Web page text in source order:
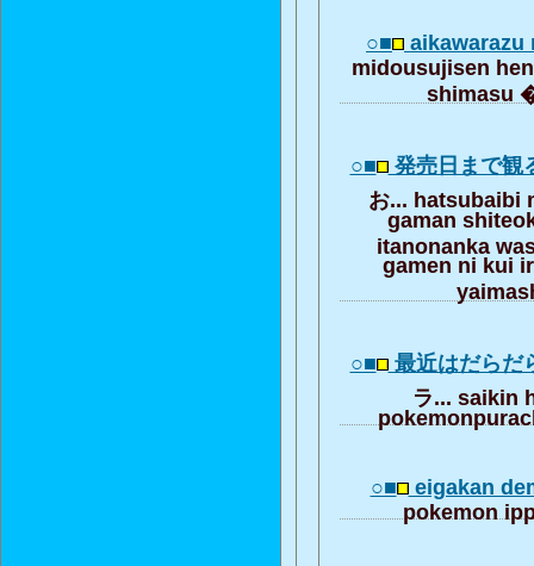
○■
midousujisen
shimasu
○■ 発売日まで
お... hatsubaibi
gaman
itanonanka
gamen ni kui
○■ 最近はだら
ラ... saikin
○■ eigakan
pokemon